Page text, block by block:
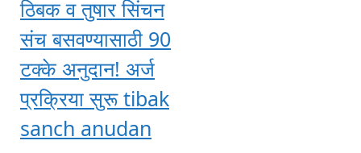
ठिबक व तुषार सिंचन
संच बसवण्यासाठी 90
टक्के अनुदान! अर्ज
प्रक्रिया सुरू tibak
sanch anudan